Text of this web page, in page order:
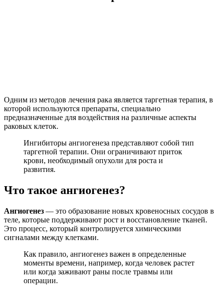
Одним из методов лечения рака является таргетная терапия, в
которой используются препараты, специально
предназначенные для воздействия на различные аспекты
раковых клеток.
Ингибиторы ангиогенеза представляют собой тип
таргетной терапии. Они ограничивают приток
крови, необходимый опухоли для роста и
развития.
Что такое ангиогенез?
Ангиогенез — это образование новых кровеносных сосудов в
теле, которые поддерживают рост и восстановление тканей.
Это процесс, который контролируется химическими
сигналами между клетками.
Как правило, ангиогенез важен в определенные
моменты времени, например, когда человек растет
или когда заживают раны после травмы или
операции.